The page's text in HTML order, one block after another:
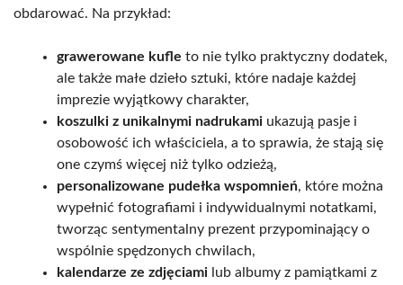
obdarować. Na przykład:
grawerowane kufle to nie tylko praktyczny dodatek,
ale także małe dzieło sztuki, które nadaje każdej
imprezie wyjątkowy charakter,
koszulki z unikalnymi nadrukami ukazują pasje i
osobowość ich właściciela, a to sprawia, że stają się
one czymś więcej niż tylko odzieżą,
personalizowane pudełka wspomnień, które można
wypełnić fotografiami i indywidualnymi notatkami,
tworząc sentymentalny prezent przypominający o
wspólnie spędzonych chwilach,
kalendarze ze zdjęciami lub albumy z pamiątkami z